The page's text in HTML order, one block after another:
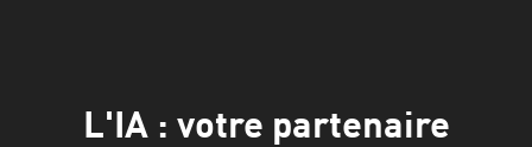
L'IA : votre partenaire